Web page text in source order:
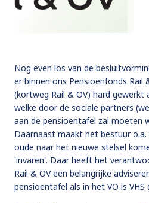
Nog even los van de
er binnen ons Pensioenfonds Rail
(kortweg Rail & OV) hard gewerkt
welke door de sociale partners
aan de pensioentafel zal moeten
Daarnaast maakt het bestuur
oude naar het nieuwe stelsel
'invaren'. Daar heeft het
Rail & OV een belangrijke
pensioentafel als in het VO is